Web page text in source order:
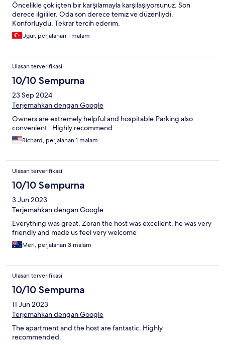
Öncelikle çok içten bir karşılamayla karşılaşıyorsunuz. Son
derece ilgililer. Oda son derece temiz ve düzenliydi.
Konforluydu. Tekrar tercih ederim.
Ugur, perjalanan 1 malam
Ulasan terverifikasi
10/10 Sempurna
23 Sep 2024
Terjemahkan dengan Google
Owners are extremely helpful and hospitable.Parking also
convenient . Highly recommend.
Richard, perjalanan 1 malam
Ulasan terverifikasi
10/10 Sempurna
3 Jun 2023
Terjemahkan dengan Google
Everything was great, Zoran the host was excellent, he was very
friendly and made us feel very welcome
Meri, perjalanan 3 malam
Ulasan terverifikasi
10/10 Sempurna
11 Jun 2023
Terjemahkan dengan Google
The apartment and the host are fantastic. Highly
recommended.